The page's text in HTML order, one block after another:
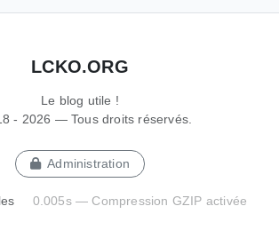
LCKO.ORG
Le blog utile !
- 2026 — Tous droits réservés.
Administration
0.005s — Compression GZIP activée